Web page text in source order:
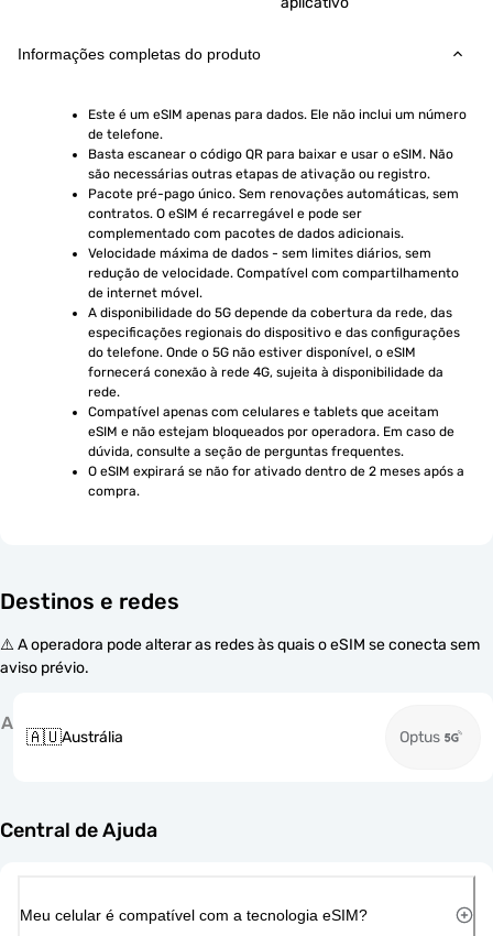
Informações completas do produto
Este é um eSIM apenas para dados. Ele não inclui um número
de telefone.
Basta escanear o código QR para baixar e usar o eSIM. Não
são necessárias outras etapas de ativação ou registro.
Pacote pré-pago único. Sem renovações automáticas, sem
contratos. O eSIM é recarregável e pode ser
complementado com pacotes de dados adicionais.
Velocidade máxima de dados - sem limites diários, sem
redução de velocidade. Compatível com compartilhamento
de internet móvel.
A disponibilidade do 5G depende da cobertura da rede, das
especificações regionais do dispositivo e das configurações
do telefone. Onde o 5G não estiver disponível, o eSIM
fornecerá conexão à rede 4G, sujeita à disponibilidade da
rede.
Compatível apenas com celulares e tablets que aceitam
eSIM e não estejam bloqueados por operadora. Em caso de
dúvida, consulte a seção de perguntas frequentes.
O eSIM expirará se não for ativado dentro de 2 meses após a
compra.
Destinos e redes
⚠️ A operadora pode alterar as redes às quais o eSIM se conecta sem
aviso prévio.
A
🇦🇺Austrália Optus
Central de Ajuda
Meu celular é compatível com a tecnologia eSIM?